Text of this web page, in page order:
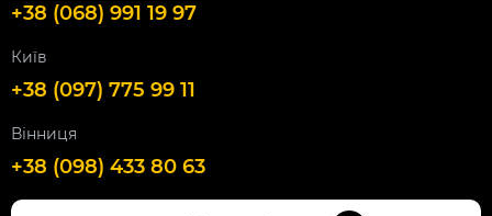
+38 (068) 991 19 97
Київ
+38 (097) 775 99 11
Вінниця
+38 (098) 433 80 63